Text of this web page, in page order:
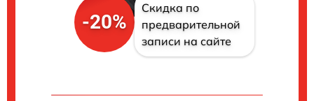
-20%
Скидка по
предварительной
записи на сайте